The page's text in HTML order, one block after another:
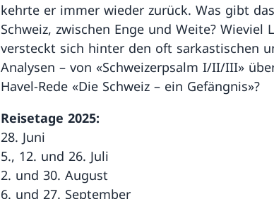
kehrte er immer wieder zurück. Was gibt
Schweiz, zwischen Enge und Weite? Wieviel
versteckt sich hinter den oft sarkastischen
Analysen – von «Schweizerpsalm I/II/III»
Havel-Rede «Die Schweiz – ein Gefängnis»?
Reisetage 2025:
28. Juni
5., 12. und 26. Juli
2. und 30. August
6. und 27. September